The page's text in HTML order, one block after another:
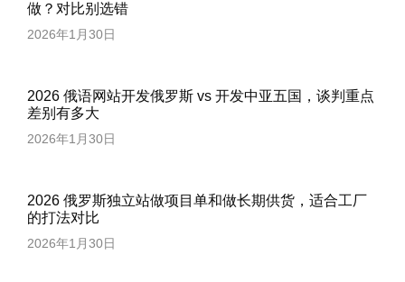
做？对比别选错
2026年1月30日
2026 俄语网站开发俄罗斯 vs 开发中亚五国，谈判重点
差别有多大
2026年1月30日
2026 俄罗斯独立站做项目单和做长期供货，适合工厂
的打法对比
2026年1月30日